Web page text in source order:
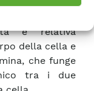
beta con
è relativa
della cella e
che funge
tra i due